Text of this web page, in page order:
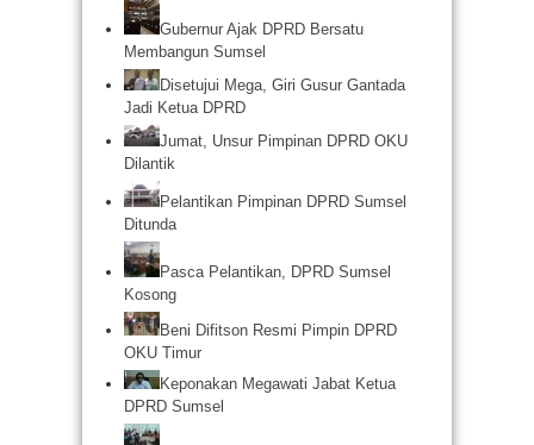
Gubernur Ajak DPRD Bersatu
Membangun Sumsel
Disetujui Mega, Giri Gusur Gantada
Jadi Ketua DPRD
Jumat, Unsur Pimpinan DPRD OKU
Dilantik
Pelantikan Pimpinan DPRD Sumsel
Ditunda
Pasca Pelantikan, DPRD Sumsel
Kosong
Beni Difitson Resmi Pimpin DPRD
OKU Timur
Keponakan Megawati Jabat Ketua
DPRD Sumsel